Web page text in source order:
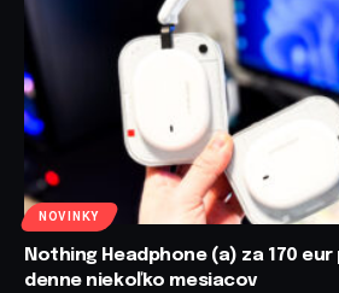
NOVINKY
Nothing Headphone (a) za 170
denne niekoľko mesiacov